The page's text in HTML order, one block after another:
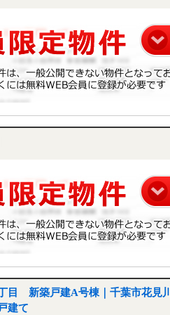
目 新築戸建A号棟｜千葉市花見川
建て